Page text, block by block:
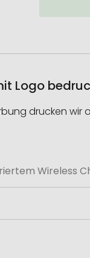
Logo
drucken wir
Wireless